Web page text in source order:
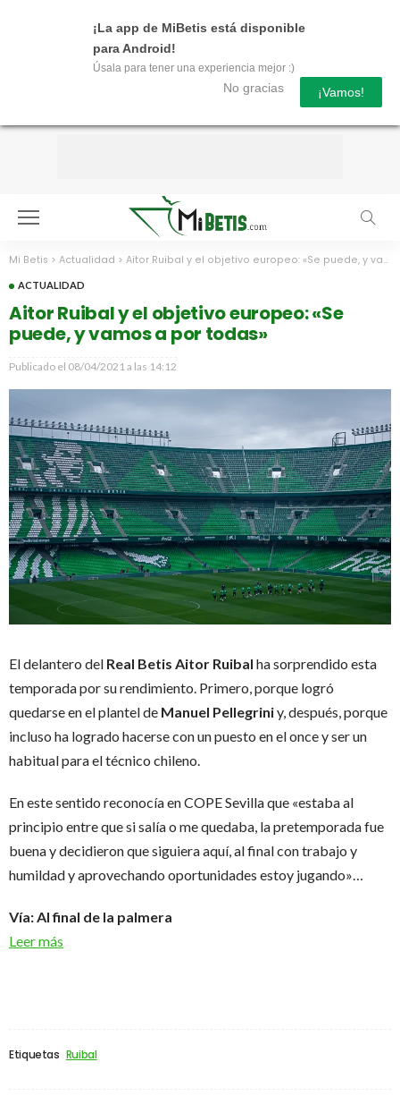
¡La app de MiBetis está disponible
para Android!
Úsala para tener una experiencia mejor :)
No gracias ¡Vamos!
Mi Betis > Actualidad > Aitor Ruibal y el objetivo europeo: «Se puede, y vamos a por todas»
ACTUALIDAD
Aitor Ruibal y el objetivo europeo: «Se
puede, y vamos a por todas»
Publicado el 08/04/2021 a las 14:12
El delantero del Real Betis Aitor Ruibal ha sorprendido esta
temporada por su rendimiento. Primero, porque logró
quedarse en el plantel de Manuel Pellegriniy, después, porque
incluso ha logrado hacerse con un puesto en el once y ser un
habitual para el técnico chileno.
En este sentido reconocía en COPE Sevilla que «estaba al
principio entre que si salía o me quedaba, la pretemporada fue
buena y decidieron que siguiera aquí, al final con trabajo y
humildad y aprovechando oportunidades estoy jugando»…
Vía: Al final de la palmera
Leer más
Etiquetas Ruibal